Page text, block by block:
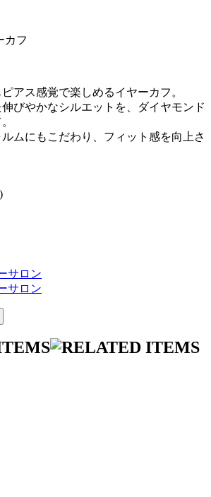
カフ
アス感覚で楽しめるイヤーカフ。
びやかなシルエットを、ダイヤモンド
ムにもこだわり、フィット感を向上さ
サロン
サロン